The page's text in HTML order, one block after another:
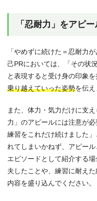
「忍耐力」をアピ
「やめずに続けた＝忍耐力
己PRにおいては、「その状
と表現すると受け身の印象
乗り越えていった姿勢を伝え
また、体力・気力だけに支
力」のアピールには注意が
練習をこれだけ続けました
れてしまいかねず、アピー
エピソードとして紹介する
夫したことや、練習に耐え
内容を盛り込んでください。